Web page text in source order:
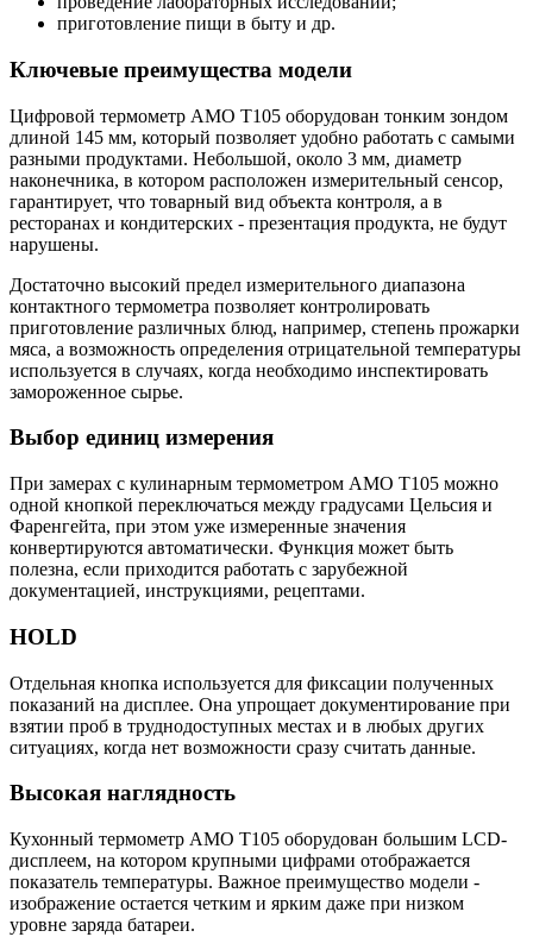
приготовление пищи в быту и др.
Ключевые преимущества модели
Цифровой термометр AMO T105 оборудован тонким зондом
длиной 145 мм, который позволяет удобно работать с самыми
разными продуктами. Небольшой, около 3 мм, диаметр
наконечника, в котором расположен измерительный сенсор,
гарантирует, что товарный вид объекта контроля, а в
ресторанах и кондитерских - презентация продукта, не будут
нарушены.
Достаточно высокий предел измерительного диапазона
контактного термометра позволяет контролировать
приготовление различных блюд, например, степень прожарки
мяса, а возможность определения отрицательной температуры
используется в случаях, когда необходимо инспектировать
замороженное сырье.
Выбор единиц измерения
При замерах с кулинарным термометром AMO T105 можно
одной кнопкой переключаться между градусами Цельсия и
Фаренгейта, при этом уже измеренные значения
конвертируются автоматически. Функция может быть
полезна, если приходится работать с зарубежной
документацией, инструкциями, рецептами.
HOLD
Отдельная кнопка используется для фиксации полученных
показаний на дисплее. Она упрощает документирование при
взятии проб в труднодоступных местах и в любых других
ситуациях, когда нет возможности сразу считать данные.
Высокая наглядность
Кухонный термометр AMO T105 оборудован большим LCD-
дисплеем, на котором крупными цифрами отображается
показатель температуры. Важное преимущество модели -
изображение остается четким и ярким даже при низком
уровне заряда батареи.